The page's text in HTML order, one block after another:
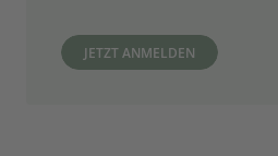
JETZT ANMELDEN